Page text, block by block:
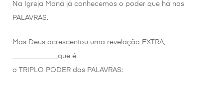
Na Igreja Maná já conhecemos o poder que há nas
PALAVRAS.
Mas Deus acrescentou uma revelação EXTRA,
_____________que é
o TRIPLO PODER das PALAVRAS: